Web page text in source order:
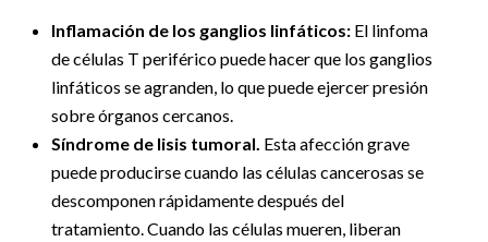
Inflamación de los ganglios linfáticos: El linfoma
de células T periférico puede hacer que los ganglios
linfáticos se agranden, lo que puede ejercer presión
sobre órganos cercanos.
Síndrome de lisis tumoral. Esta afección grave
puede producirse cuando las células cancerosas se
descomponen rápidamente después del
tratamiento. Cuando las células mueren, liberan